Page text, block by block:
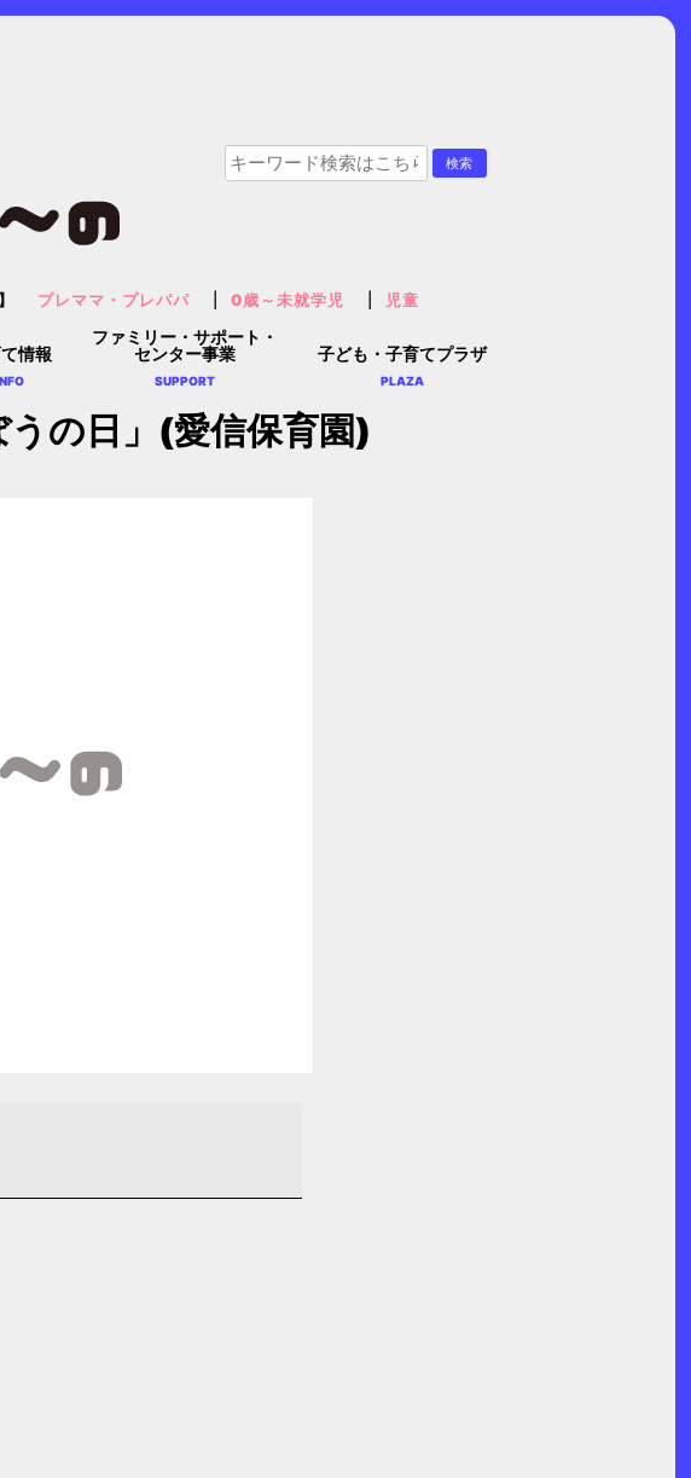
情報
ファミリー・サポート・
センター事業
SUPPORT
子ども・子育てプラザ
PLAZA
プレママ・プレパパ 0歳～未就学児 児童
の日」(愛信保育園)